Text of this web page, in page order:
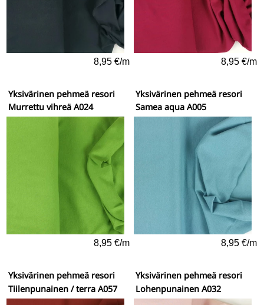
8,95 €/m 8,95 €/m
Yksivärinen pehmeä resori
Murrettu vihreä A024
8,95 €/m
Yksivärinen pehmeä resori
Samea aqua A005
8,95 €/m
Yksivärinen pehmeä resori
Tiilenpunainen / terra A057
Yksivärinen pehmeä resori
Lohenpunainen A032